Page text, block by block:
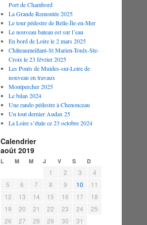
Port de Chambord
La Grande Remontée 2025
Le tour pédestre de Belle-Île-en-Mer
Le nouveau bateau est sur l’eau
En bord de Loire le 2 mars 2025
Châteaumeillant-St Marien-Toulx-Ste-
Croix le 23 février 2025
Les Ponts de Muides-sur-Loire de
nouveau en travaux
Montpercher 2025
Le bilan 2024
Une rando pédestre à Chenonceau
Un tout dernier Audax 25
La Loire s’étale ce 23 octobre 2024
Calendrier
août 2019
L M M J V S D
1 2 3
4
5
6 7 8 9 10
11
12
13 14 15 16 17
18
19
20 21 22 23 24
25
26
27 28 29 30
31